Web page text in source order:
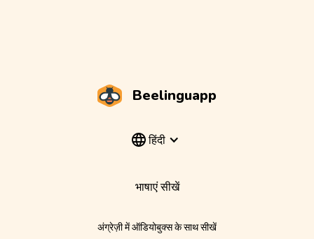
Beelinguapp
हिंदी
भाषाएं सीखें
अंग्रेज़ी में ऑडियोबुक्स के साथ सीखें